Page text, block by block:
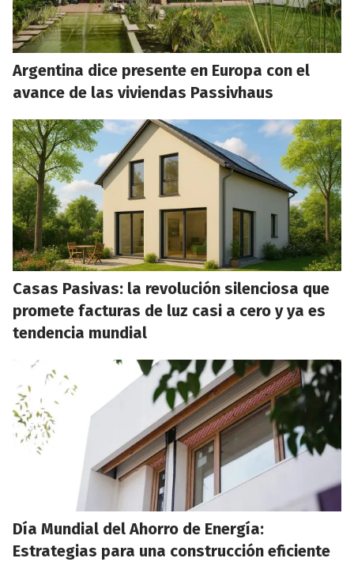
Argentina dice presente en Europa con el
avance de las viviendas Passivhaus
Casas Pasivas: la revolución silenciosa que
promete facturas de luz casi a cero y ya es
tendencia mundial
Día Mundial del Ahorro de Energía:
Estrategias para una construcción eficiente